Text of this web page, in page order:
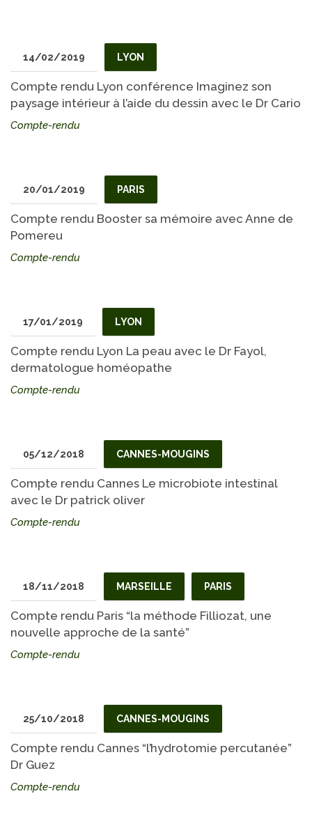
14/02/2019 LYON
Compte rendu Lyon conférence Imaginez son
paysage intérieur à l’aide du dessin avec le Dr Cario
Compte-rendu
20/01/2019 PARIS
Compte rendu Booster sa mémoire avec Anne de
Pomereu
Compte-rendu
17/01/2019 LYON
Compte rendu Lyon La peau avec le Dr Fayol,
dermatologue homéopathe
Compte-rendu
05/12/2018 CANNES-MOUGINS
Compte rendu Cannes Le microbiote intestinal
avec le Dr patrick oliver
Compte-rendu
18/11/2018 MARSEILLE PARIS
Compte rendu Paris “la méthode Filliozat, une
nouvelle approche de la santé”
Compte-rendu
25/10/2018 CANNES-MOUGINS
Compte rendu Cannes “l’hydrotomie percutanée”
Dr Guez
Compte-rendu